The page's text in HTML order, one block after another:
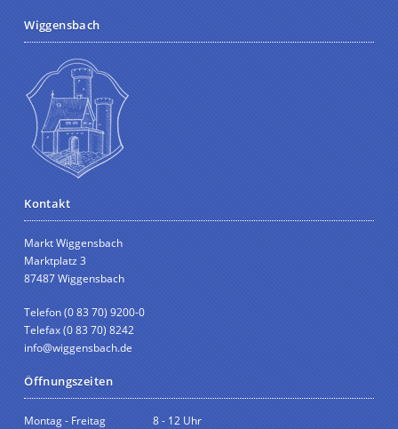
Wiggensbach
Kontakt
Markt Wiggensbach
Marktplatz 3
87487 Wiggensbach
Telefon (0 83 70) 9200-0
Telefax (0 83 70) 8242
info@wiggensbach.de
Öffnungszeiten
Montag - Freitag 8 - 12 Uhr